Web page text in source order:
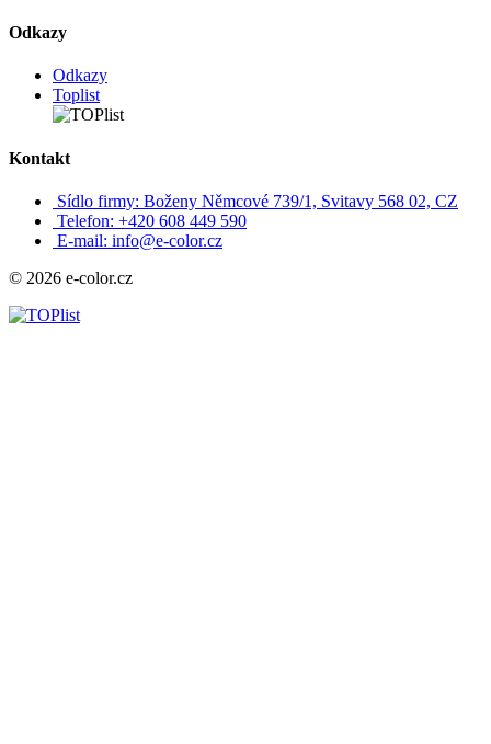
Odkazy
Odkazy
Toplist
Kontakt
Sídlo firmy: Boženy Němcové 739/1, Svitavy 568 02, CZ
Telefon: +420 608 449 590
E-mail: info@e-color.cz
© 2026 e-color.cz